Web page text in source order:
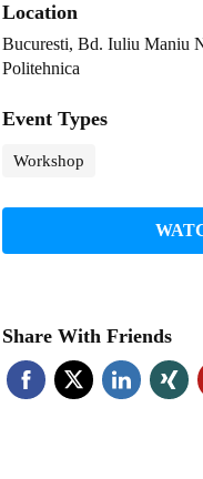
Location
Bucuresti, Bd. Iuliu Maniu
Politehnica
Event Types
Workshop
Share With Friends